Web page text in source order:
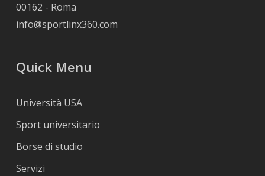
00162 - Roma
info@sportlinx360.com
Quick Menu
Università USA
Sport universitario
Borse di studio
Servizi